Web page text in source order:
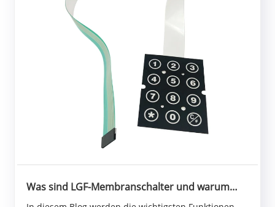
Was sind LGF-Membranschalter und warum